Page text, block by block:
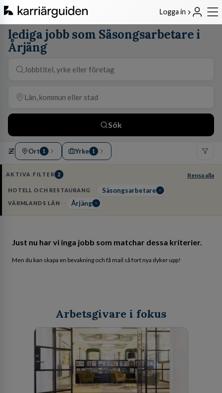
Logga in
lediga jobb som Säsongsarbetare i
Årjäng
Sök
Ort 1 Yrke 1
AKTIVA FILTER 2 Rensa alla
HOTELL OCH RESTAURANG Säsongsarbetare
VÄRMLANDS LÄN Årjäng
Just nu har vi inga jobb som matchar dessa kriterier.
Men du kan skapa en bevakning och få mail så fort nya dyker upp!
Arbetsgivare i fokus